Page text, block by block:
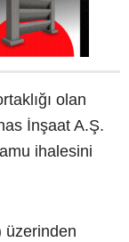
olan
İnşaat A.Ş.
ihalesini
üzerinden